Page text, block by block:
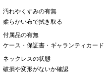
汚れやくすみの有無
柔らかい布で拭き取る
付属品の有無
ケース・保証書・ギャランティカード
ネックレスの状態
破損や変形がないか確認